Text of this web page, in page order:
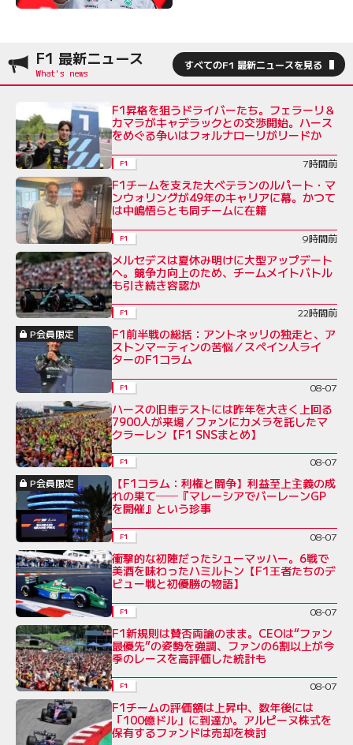
F1 最新ニュース すべてのF1 最新ニュースを見る
F1昇格を狙うドライバーたち。フェラーリ＆
カマラがキャデラックとの交渉開始。ハース
をめぐる争いはフォルナローリがリードか
F1 7時間前
F1チームを支えた大ベテランのルパート・マ
ンウォリングが49年のキャリアに幕。かつて
は中嶋悟らとも同チームに在籍
F1 9時間前
メルセデスは夏休み明けに大型アップデート
へ。競争力向上のため、チームメイトバトル
も引き続き容認か
F1
22時間前
P会員限定
F1前半戦の総括：アントネッリの独走と、ア
ストンマーティンの苦悩／スペイン人ライ
ターのF1コラム
F1 08-07
ハースの旧車テストには昨年を大きく上回る
7900人が来場／ファンにカメラを託したマ
クラーレン【F1 SNSまとめ】
F1
08-07
P会員限定
【F1コラム：利権と闘争】利益至上主義の成
れの果て──『マレーシアでバーレーンGP
を開催』という珍事
F1 08-07
衝撃的な初陣だったシューマッハー。6戦で
美酒を味わったハミルトン【F1王者たちのデ
ビュー戦と初優勝の物語】
F1 08-07
F1新規則は賛否両論のまま。CEOは“ファン
最優先”の姿勢を強調、ファンの6割以上が今
季のレースを高評価した統計も
F1 08-07
F1チームの評価額は上昇中、数年後には
「100億ドル」に到達か。アルピーヌ株式を
保有するファンドは売却を検討